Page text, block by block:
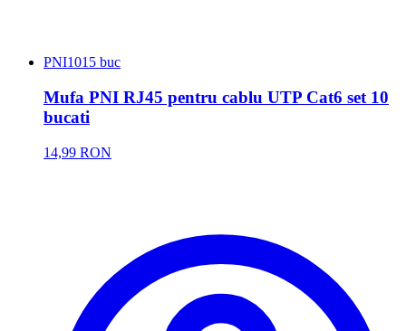
PNI1015 buc
Mufa PNI RJ45 pentru cablu UTP Cat6 set 10
bucati
14,99 RON